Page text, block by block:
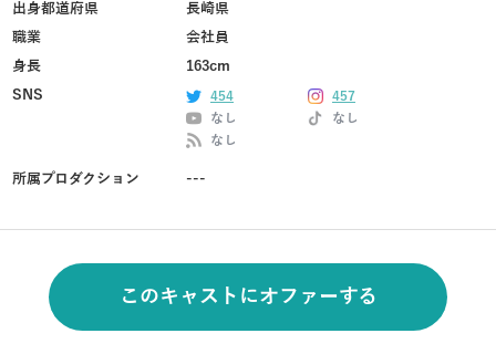
出身都道府県
長崎県
職業
会社員
身長
163cm
SNS
454
457
なし
なし
なし
所属プロダクション ---
このキャストにオファーする